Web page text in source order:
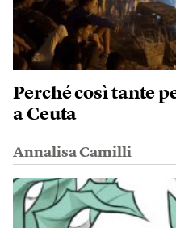
Perché così tante
a Ceuta
Annalisa Camilli